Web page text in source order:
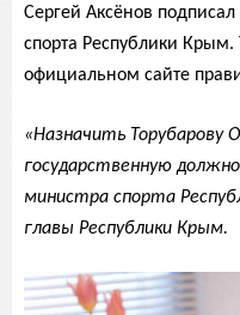
Сергей Аксёнов
спорта Республики Крым.
официальном сайте
«Назначить Торубарову
государственную
министра спорта
главы Республики Крым.